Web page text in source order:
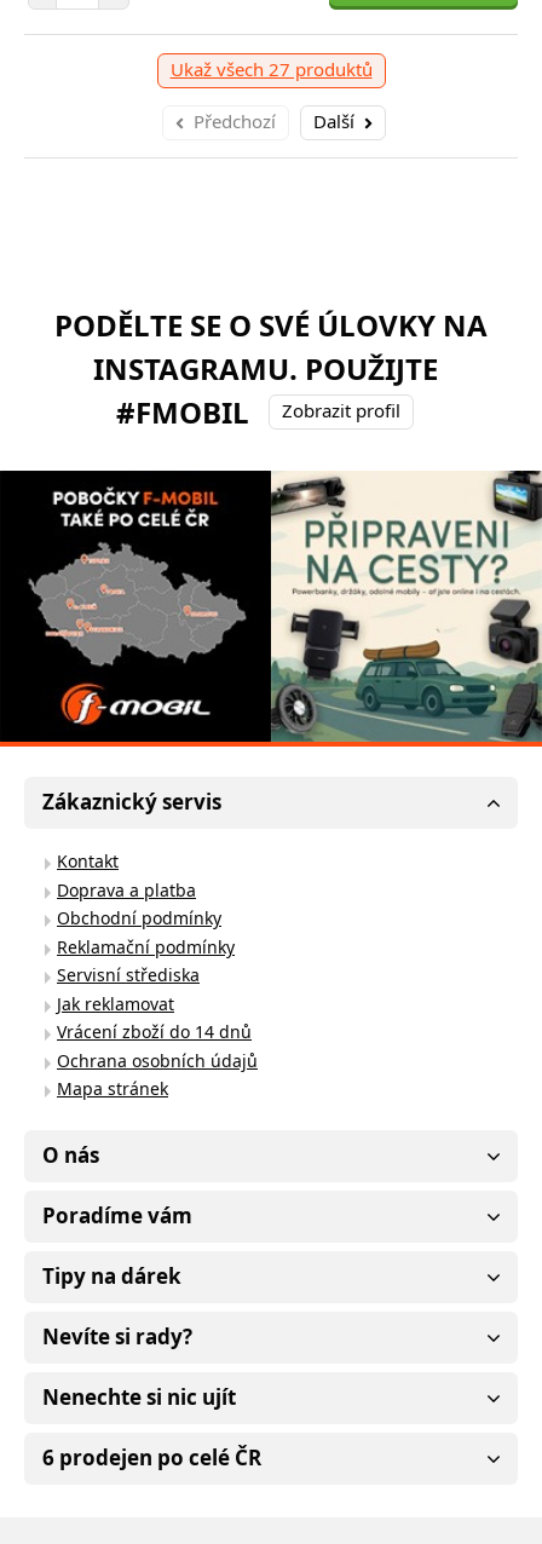
Ukaž všech 27 produktů
Předchozí Další
PODĚLTE SE O SVÉ ÚLOVKY NA
INSTAGRAMU. POUŽIJTE
#FMOBIL
Zobrazit profil
Zákaznický servis
Kontakt
Doprava a platba
Obchodní podmínky
Reklamační podmínky
Servisní střediska
Jak reklamovat
Vrácení zboží do 14 dnů
Ochrana osobních údajů
Mapa stránek
O nás
Poradíme vám
Tipy na dárek
Nevíte si rady?
Nenechte si nic ujít
6 prodejen po celé ČR